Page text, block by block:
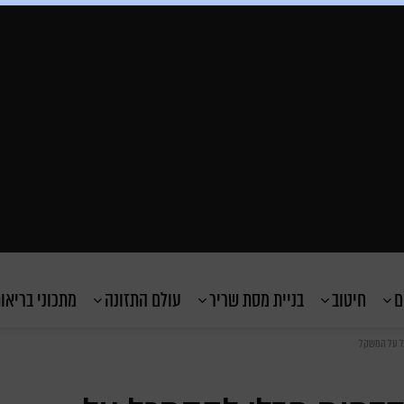
חיטוב בניית מסת שריר עולם התזונה מתכוני